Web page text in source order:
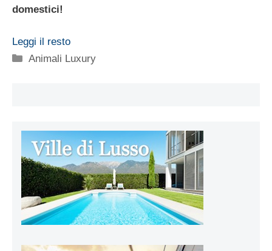
domestici!
Leggi il resto
Categorie
Animali Luxury